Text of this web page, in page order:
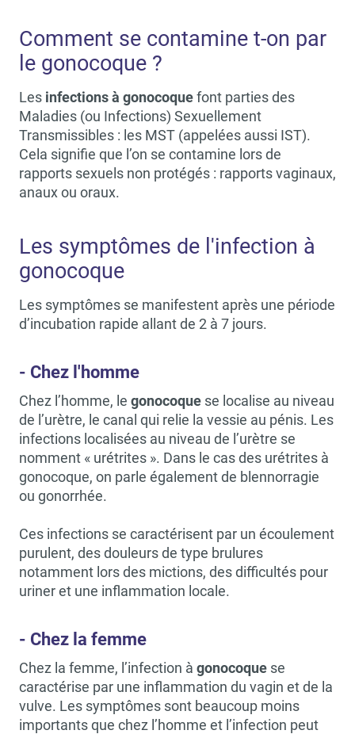
Comment se contamine t-on par
le gonocoque ?
Les infections à gonocoquefont parties des
Maladies (ou Infections) Sexuellement
Transmissibles : les MST (appelées aussi IST).
Cela signifie que l’on se contamine lors de
rapports sexuels non protégés : rapports vaginaux,
anaux ou oraux.
Les symptômes de l'infection à
gonocoque
Les symptômes se manifestent après une période
d’incubation rapide allant de 2 à 7 jours.
- Chez l'homme
Chez l’homme, le gonocoque se localise au niveau
de l’urètre, le canal qui relie la vessie au pénis. Les
infections localisées au niveau de l’urètre se
nomment « urétrites ». Dans le cas des urétrites à
gonocoque, on parle également de blennorragie
ou gonorrhée.
Ces infections se caractérisent par un écoulement
purulent, des douleurs de type brulures
notamment lors des mictions, des difficultés pour
uriner et une inflammation locale.
- Chez la femme
Chez la femme, l’infection à gonocoque se
caractérise par une inflammation du vagin et de la
vulve. Les symptômes sont beaucoup moins
importants que chez l’homme et l’infection peut